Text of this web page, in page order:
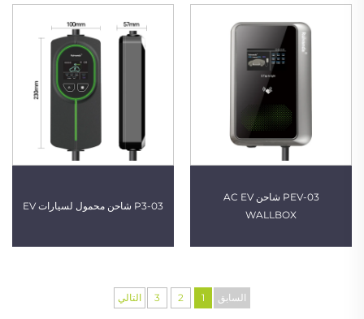
PEV-03 شاحن AC EV
WALLBOX
P3-03 شاحن محمول لسيارات EV
السابق 1
2
3 التالي